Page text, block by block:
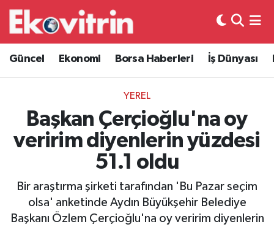
Güncel Ekonomi Borsa Haberleri İş Dünyası
YEREL
Başkan Çerçioğlu'na oy
veririm diyenlerin yüzdesi
51.1 oldu
Bir araştırma şirketi tarafından 'Bu Pazar seçim
olsa' anketinde Aydın Büyükşehir Belediye
Başkanı Özlem Çerçioğlu'na oy veririm diyenlerin
Güncel
Ekonomi
Borsa Haberleri
İş Dünyası
Otovitrin
Hava Durumu
Trafik Durumu
Süper Lig Puan Durumu ve Fikstür
Tüm Manşetler
Son Dakika Haberleri
Haber Arşivi